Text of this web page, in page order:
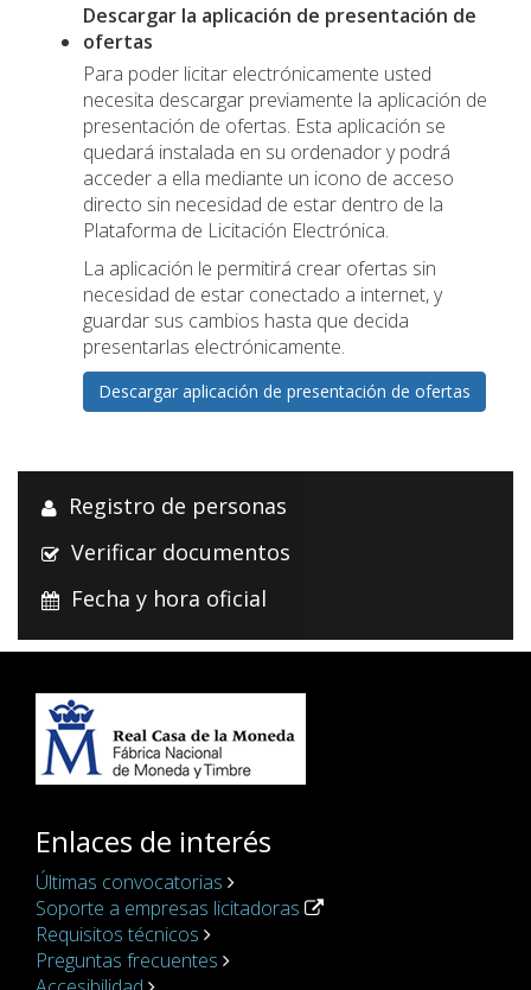
Descargar la aplicación de presentación de
ofertas
Para poder licitar electrónicamente usted
necesita descargar previamente la aplicación de
presentación de ofertas. Esta aplicación se
quedará instalada en su ordenador y podrá
acceder a ella mediante un icono de acceso
directo sin necesidad de estar dentro de la
Plataforma de Licitación Electrónica.
La aplicación le permitirá crear ofertas sin
necesidad de estar conectado a internet, y
guardar sus cambios hasta que decida
presentarlas electrónicamente.
Descargar aplicación de presentación de ofertas
Registro de personas
Verificar documentos
Fecha y hora oficial
Enlaces de interés
Últimas convocatorias
Soporte a empresas licitadoras
Requisitos técnicos
Preguntas frecuentes